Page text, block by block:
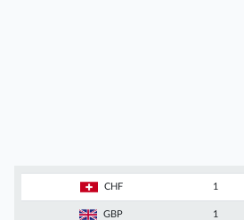
CHF 1
GBP 1